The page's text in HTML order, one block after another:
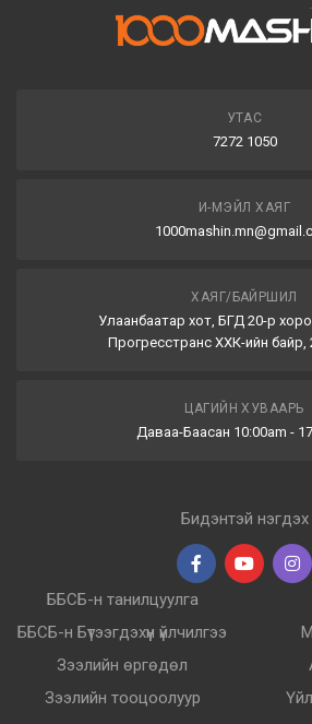
УТАС
7272 1050
И-МЭЙЛ ХАЯГ
ХАЯГ/БАЙРШИЛ
Улаанбаатар хот, БГД 20-р
Прогресстранс ХХК-ийн байр,
ЦАГИЙН ХУВААРЬ
Даваа-Баасан 10:00am -
Бидэнтэй нэгдэх
ББСБ-н танилцуулга
ББСБ-н Бүтээгдэхүүн үйлчилгээ
Зээлийн өргөдөл
Зээлийн тооцоолуур